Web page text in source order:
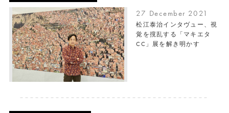
27 December 2021
松江泰治インタヴュー、視
覚を撹乱する「マキエタ
CC」展を解き明かす